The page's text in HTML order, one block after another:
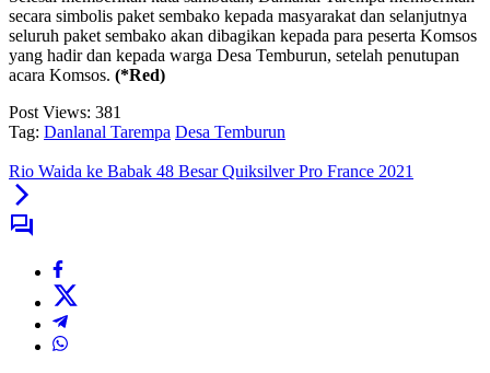
secara simbolis paket sembako kepada masyarakat dan selanjutnya
seluruh paket sembako akan dibagikan kepada para peserta Komsos
yang hadir dan kepada warga Desa Temburun, setelah penutupan
acara Komsos. (*Red)
Post Views: 381
Tag: Danlanal Tarempa Desa Temburun
Rio Waida ke Babak 48 Besar Quiksilver Pro France 2021